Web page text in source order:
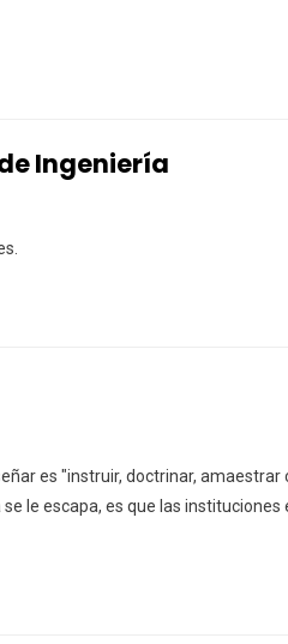
Ingeniería
es "instruir, doctrinar, amaestrar
le escapa, es que las instituciones